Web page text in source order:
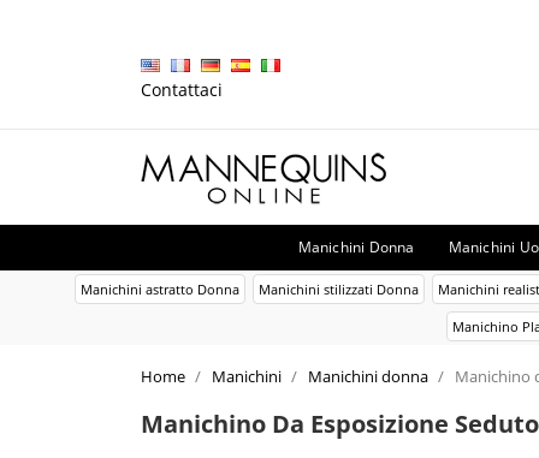
Contattaci
Manichini Donna Manichini
Manichini astratto Donna Manichini stilizzati Donna Manichini
Manichino
Home Manichini Manichini donna Manichino
Manichino Da Esposizione